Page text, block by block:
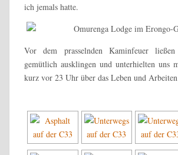
ich jemals hatte.
Vor dem prasselnden Kaminfeuer
gemütlich ausklingen und unterhielten uns
kurz vor 23 Uhr über das Leben und